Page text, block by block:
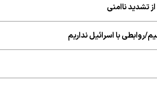
تشدید ناامنی
روابطی با اسرائیل نداریم